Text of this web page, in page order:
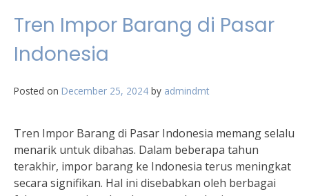
Tren Impor Barang di Pasar
Indonesia
Posted on December 25, 2024 by admindmt
Tren Impor Barang di Pasar Indonesia memang selalu
menarik untuk dibahas. Dalam beberapa tahun
terakhir, impor barang ke Indonesia terus meningkat
secara signifikan. Hal ini disebabkan oleh berbagai